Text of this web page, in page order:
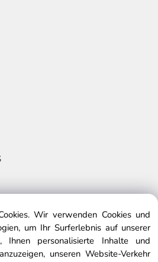
Wir verwenden Cookies und
um Ihr Surferlebnis auf unserer
Ihnen personalisierte Inhalte und
unseren Website-Verkehr